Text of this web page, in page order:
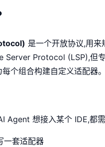
是一个开放协议,用
Server Protocol (LSP),但
个组合构建自定义适配器。
Agent 想接入某个 IDE,都
一套适配器